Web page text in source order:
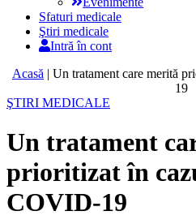
Sfaturi medicale
Ştiri medicale
Intră în cont
Acasă | Un tratament care merită
19
ŞTIRI MEDICALE
Un tratament
prioritizat în
COVID-19